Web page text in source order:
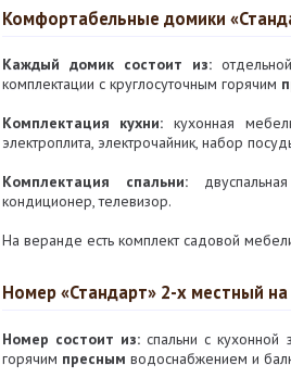
Комфортабельные домики
Каждый домик состоит из:
комплектации с круглосуточным горячим
Комплектация кухни: кухонная
электроплита, электрочайник, набор
Комплектация спальни:
кондиционер, телевизор.
На веранде есть комплект садовой
Номер «Стандарт» 2-х местный
Номер состоит из:спальни с кухонной
горячим пресным водоснабжением и